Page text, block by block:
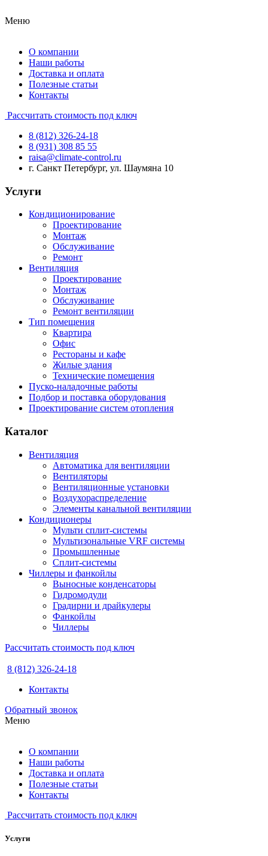
Меню
О компании
Наши работы
Доставка и оплата
Полезные статьи
Контакты
Рассчитать стоимость под ключ
8 (812) 326-24-18
8 (931) 308 85 55
raisa@climate-control.ru
г. Санкт Петербург, ул. Шаумяна 10
Услуги
Кондиционирование
Проектирование
Монтаж
Обслуживание
Ремонт
Вентиляция
Проектирование
Монтаж
Обслуживание
Ремонт вентиляции
Тип помещения
Квартира
Офис
Рестораны и кафе
Жилые здания
Технические помещения
Пуско-наладочные работы
Подбор и поставка оборудования
Проектирование систем отопления
Каталог
Вентиляция
Автоматика для вентиляции
Вентиляторы
Вентиляционные установки
Воздухораспределение
Элементы канальной вентиляции
Кондиционеры
Мульти сплит-системы
Мультизональные VRF системы
Промышленные
Сплит-системы
Чиллеры и фанкойлы
Выносные конденсаторы
Гидромодули
Градирни и драйкулеры
Фанкойлы
Чиллеры
Рассчитать стоимость под ключ
8 (812) 326-24-18
Контакты
Обратный звонок
Меню
О компании
Наши работы
Доставка и оплата
Полезные статьи
Контакты
Рассчитать стоимость под ключ
Услуги